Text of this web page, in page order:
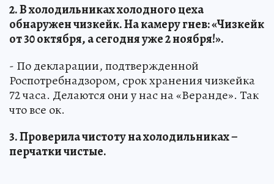
2. В холодильниках холодного цеха
обнаружен чизкейк. На камеру гнев: «Чизкейк
от 30 октября, а сегодня уже 2 ноября!».
- По декларации, подтвержденной
Роспотребнадзором, срок хранения чизкейка
72 часа. Делаются они у нас на «Веранде». Так
что все ок.
3. Проверила чистоту на холодильниках –
перчатки чистые.